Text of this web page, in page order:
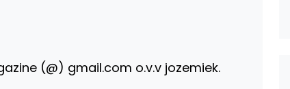
(@) gmail.com o.v.v jozemiek.